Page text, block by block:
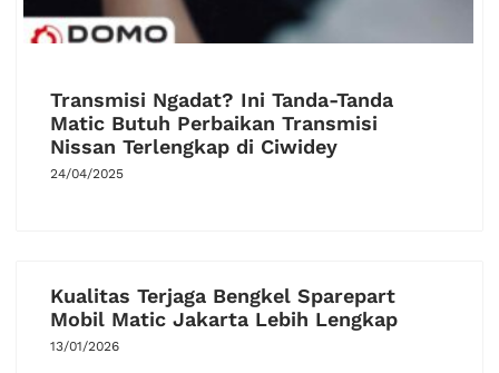
Transmisi Ngadat? Ini Tanda-Tanda
Matic Butuh Perbaikan Transmisi
Nissan Terlengkap di Ciwidey
24/04/2025
Kualitas Terjaga Bengkel Sparepart
Mobil Matic Jakarta Lebih Lengkap
13/01/2026